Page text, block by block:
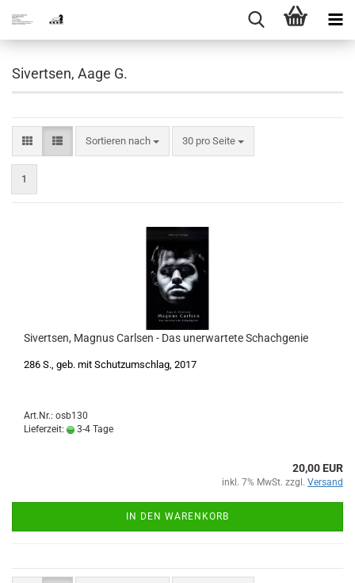
Sivertsen, Aage G.
Sortieren nach
Sortieren nach 30 pro Seite
pro Seite
1
Sivertsen, Magnus Carlsen - Das unerwartete Schachgenie
286 S., geb. mit Schutzumschlag, 2017
Art.Nr.: osb130
Lieferzeit:
3-4 Tage
20,00 EUR
inkl. 7% MwSt. zzgl. Versand
IN DEN WARENKORB